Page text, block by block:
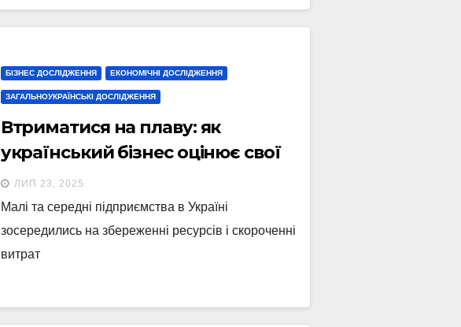
БІЗНЕС ДОСЛІДЖЕННЯ ЕКОНОМІЧНІ ДОСЛІДЖЕННЯ
ЗАГАЛЬНОУКРАЇНСЬКІ ДОСЛІДЖЕННЯ
Втриматися на плаву: як
український бізнес оцінює свої
прибутки під час війни
ЛИП 23, 2025
Малі та середні підприємства в Україні
зосередились на збереженні ресурсів і скороченні
витрат